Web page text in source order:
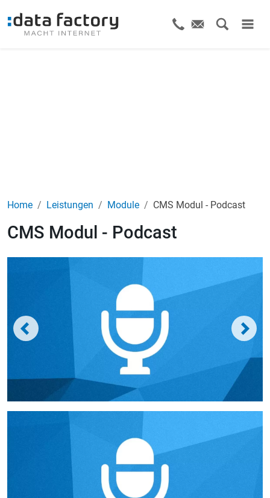
Home Leistungen Module CMS Modul - Podcast
CMS Modul - Podcast
Anwendungsbereich
Mit unserem Podcast-CMS-Modul können Sie selbst auf